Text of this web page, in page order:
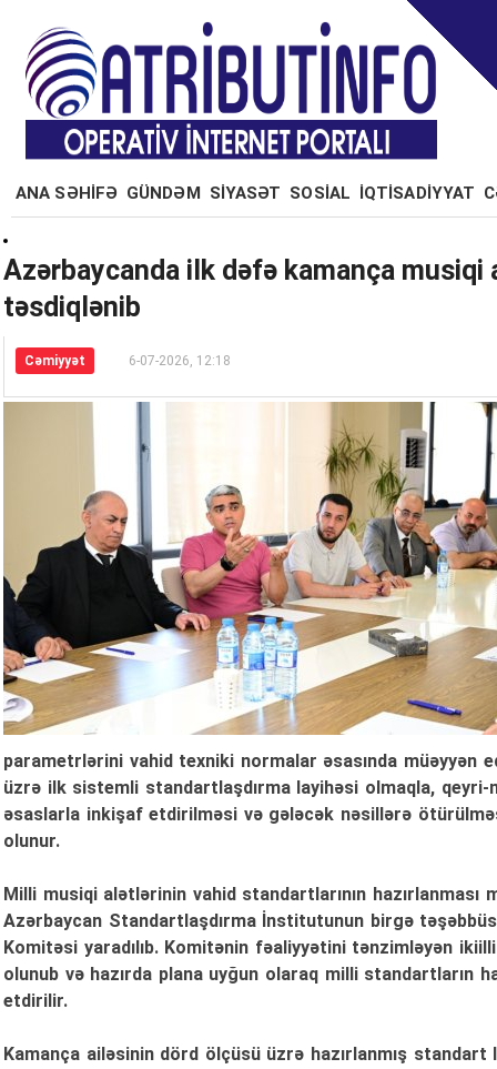
ANA SƏHİFƏ GÜNDƏM SİYASƏT SOSİAL İQTİSADİYYAT
Azərbaycanda ilk dəfə kamança
təsdiqlənib
Cəmiyyət 6-07-2026, 12:18
parametrlərini vahid texniki normalar əsasında müəyyən
üzrə ilk sistemli standartlaşdırma layihəsi olmaqla, qeyri-
əsaslarla inkişaf etdirilməsi və gələcək nəsillərə
olunur.
Milli musiqi alətlərinin vahid standartlarının hazırlanması
Azərbaycan Standartlaşdırma İnstitutunun birgə
Komitəsi yaradılıb. Komitənin fəaliyyətini tənzimləyən
olunub və hazırda plana uyğun olaraq milli standartların
etdirilir.
Kamança ailəsinin dörd ölçüsü üzrə hazırlanmış